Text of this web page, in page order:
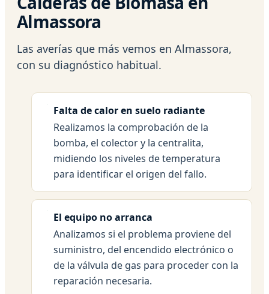
Almassora
Las averías que más vemos en Almassora,
con su diagnóstico habitual.
Falta de calor en suelo radiante
Realizamos la comprobación de la
bomba, el colector y la centralita,
midiendo los niveles de temperatura
para identificar el origen del fallo.
El equipo no arranca
Analizamos si el problema proviene del
suministro, del encendido electrónico o
de la válvula de gas para proceder con la
reparación necesaria.